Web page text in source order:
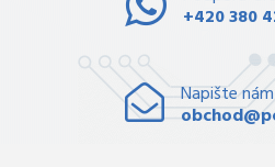
+420 380
Napište nám